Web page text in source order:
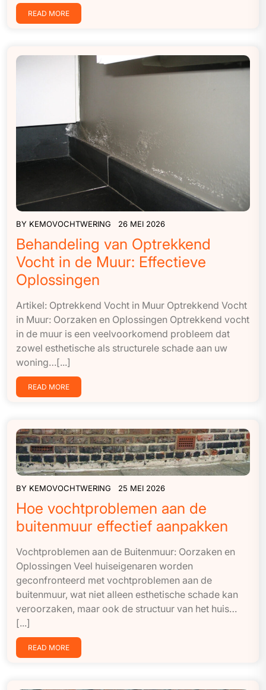
READ MORE
BY KEMOVOCHTWERING 26 MEI 2026
Behandeling van Optrekkend
Vocht in de Muur: Effectieve
Oplossingen
Artikel: Optrekkend Vocht in Muur Optrekkend Vocht
in Muur: Oorzaken en Oplossingen Optrekkend vocht
in de muur is een veelvoorkomend probleem dat
zowel esthetische als structurele schade aan uw
woning…[...]
READ MORE
BY KEMOVOCHTWERING 25 MEI 2026
Hoe vochtproblemen aan de
buitenmuur effectief aanpakken
Vochtproblemen aan de Buitenmuur: Oorzaken en
Oplossingen Veel huiseigenaren worden
geconfronteerd met vochtproblemen aan de
buitenmuur, wat niet alleen esthetische schade kan
veroorzaken, maar ook de structuur van het huis…
[...]
READ MORE